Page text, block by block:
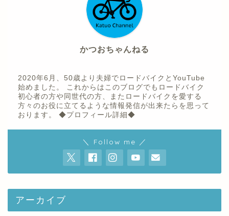
かつおちゃんねる
2020年6月、50歳より夫婦でロードバイクとYouTube
始めました。 これからはこのブログでもロードバイク
初心者の方や同世代の方、またロードバイクを愛する
方々のお役に立てるような情報発信が出来たらを思って
おります。 ◆プロフィール詳細◆
＼ Follow me ／
アーカイブ
プロフィール
お問い合わせ